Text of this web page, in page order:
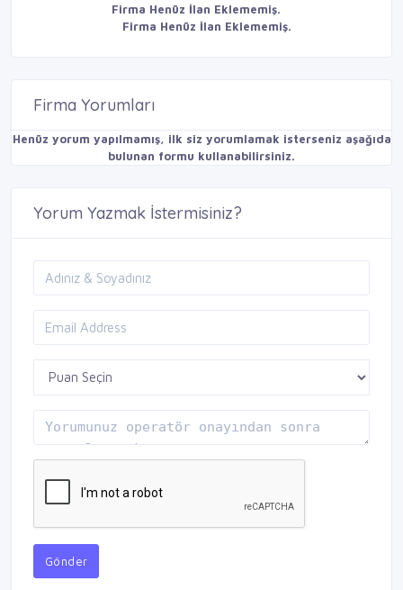
Firma Henüz İlan Eklememiş.
Firma Henüz İlan Eklememiş.
Firma Yorumları
Henüz yorum yapılmamış, ilk siz yorumlamak isterseniz aşağıda
bulunan formu kullanabilirsiniz.
Yorum Yazmak İstermisiniz?
Gönder